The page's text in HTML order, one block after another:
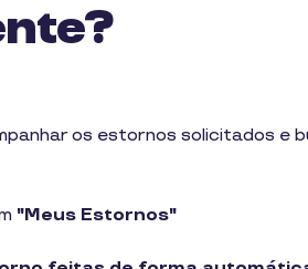
os estornos solicitados e
"Meus Estornos"